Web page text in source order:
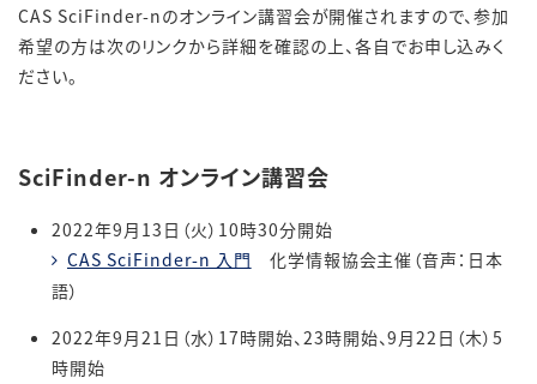
CAS SciFinder-nのオンライン講習会が開催されますので、参加
希望の方は次のリンクから詳細を確認の上、各自でお申し込みく
ださい。
SciFinder-n オンライン講習会
2022年9月13日（火）10時30分開始
CAS SciFinder-n 入門 化学情報協会主催（音声：日本
語）
2022年9月21日（水）17時開始、23時開始、9月22日（木）5
時開始